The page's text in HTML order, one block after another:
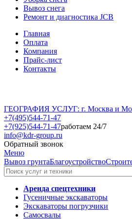
Вывоз снега
Ремонт и диагностика JCB
Главная
Оплата
Компания
Прайс-лист
Контакты
ГЕОГРАФИЯ УСЛУГ: г. Москва и
+7(495)544-71-47
+7(925)544-71-47работаем 24/7
info@kdr-group.ru
Обратный звонок
Меню
Вывоз грунтаБлагоустройство
Аренда спецтехники
Гусеничные экскаваторы
Экскаваторы погрузчики
Самосвалы